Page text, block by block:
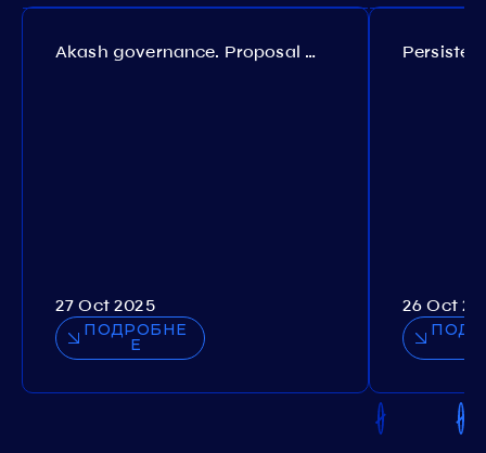
Akash governance. Proposal №308
27 Oct 2025
ПОДРОБНЕ
Е
26 Oct